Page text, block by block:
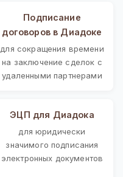
Подписание
договоров в Диадоке
для сокращения времени
на заключение сделок с
удаленными партнерами
ЭЦП для Диадока
для юридически
значимого подписания
электронных документов